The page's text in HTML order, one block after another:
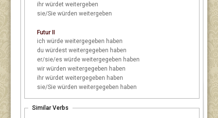
ihr würdet weitergeben
sie/Sie würden weitergeben
Futur II
ich
würde weitergegeben haben
du
würdest weitergegeben haben
er/sie/es
würde weitergegeben haben
wir
würden weitergegeben haben
ihr
würdet weitergegeben haben
sie/Sie
würden weitergegeben haben
Similar Verbs